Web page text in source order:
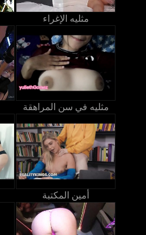
مثليه الإغراء
مثليه في سن المراهقة
أمين المكتبة